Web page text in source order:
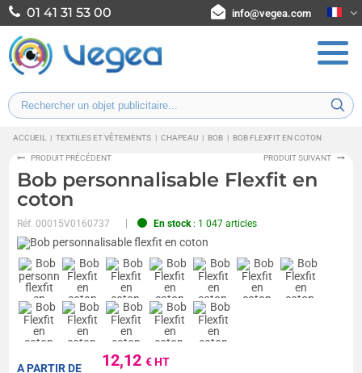
01 41 31 53 00 info@vegea.com
ACCUEIL | TEXTILES ET VÊTEMENTS | CHAPEAU | BOB | BOB FLEXFIT EN COTON
PRODUIT PRÉCÉDENT PRODUIT SUIVANT
Bob personnalisable Flexfit en
coton
Réf.00015V0160737 En stock: 1 047 articles
12,12€ HT
A PARTIR DE